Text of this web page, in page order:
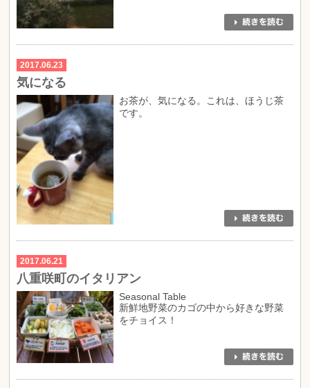
2017.06.23
気になる
お茶が、気になる。これは、ほうじ茶
です。
2017.06.21
八重咲町のイタリアン
Seasonal Table
新鮮地野菜のカゴの中から好きな野菜
をチョイス！